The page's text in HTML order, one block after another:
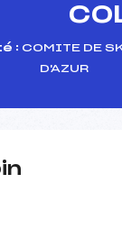
: COMITE DE
D'AZUR